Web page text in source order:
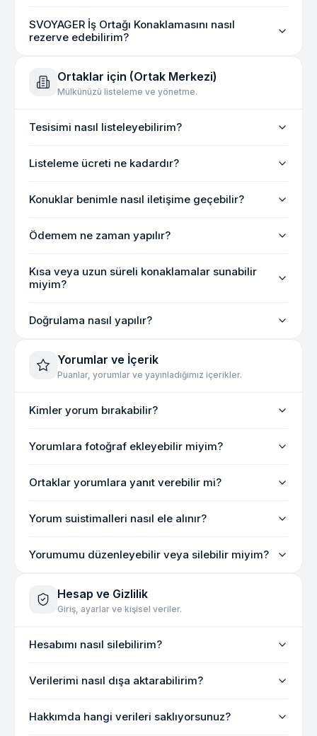
SVOYAGER İş Ortağı Konaklamasını nasıl
rezerve edebilirim?
Ortaklar için (Ortak Merkezi)
Mülkünüzü listeleme ve yönetme.
Tesisimi nasıl listeleyebilirim?
Listeleme ücreti ne kadardır?
Konuklar benimle nasıl iletişime geçebilir?
Ödemem ne zaman yapılır?
Kısa veya uzun süreli konaklamalar sunabilir
miyim?
Doğrulama nasıl yapılır?
Yorumlar ve İçerik
Puanlar, yorumlar ve yayınladığımız içerikler.
Kimler yorum bırakabilir?
Yorumlara fotoğraf ekleyebilir miyim?
Ortaklar yorumlara yanıt verebilir mi?
Yorum suistimalleri nasıl ele alınır?
Yorumumu düzenleyebilir veya silebilir miyim?
Hesap ve Gizlilik
Giriş, ayarlar ve kişisel veriler.
Hesabımı nasıl silebilirim?
Verilerimi nasıl dışa aktarabilirim?
Hakkımda hangi verileri saklıyorsunuz?